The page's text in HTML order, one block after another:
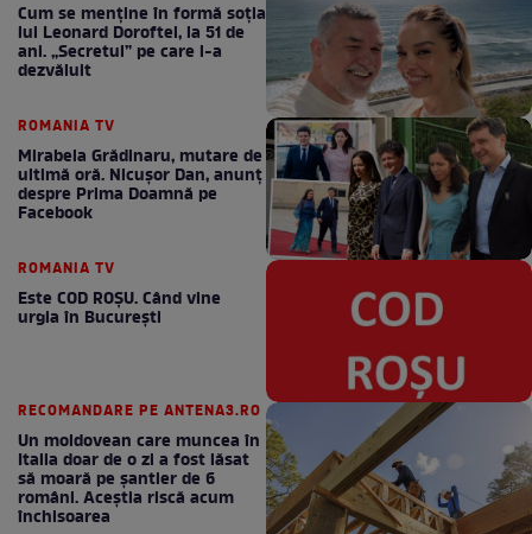
Cum se menţine în formă soţia
lui Leonard Doroftei, la 51 de
ani. „Secretul” pe care l-a
dezvăluit
ROMANIA TV
Mirabela Grădinaru, mutare de
ultimă oră. Nicuşor Dan, anunţ
despre Prima Doamnă pe
Facebook
ROMANIA TV
Este COD ROŞU. Când vine
urgia în Bucureşti
RECOMANDARE PE ANTENA3.RO
Un moldovean care muncea în
Italia doar de o zi a fost lăsat
să moară pe şantier de 6
români. Aceștia riscă acum
închisoarea